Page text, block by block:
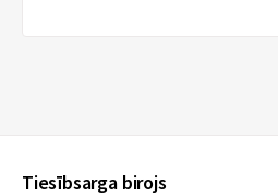
Tiesībsarga birojs